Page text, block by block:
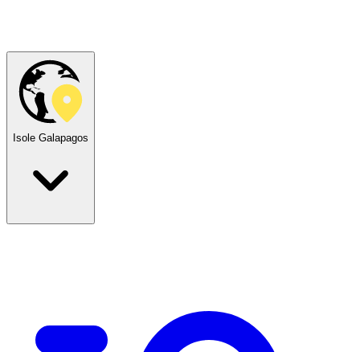
Isole Galapagos